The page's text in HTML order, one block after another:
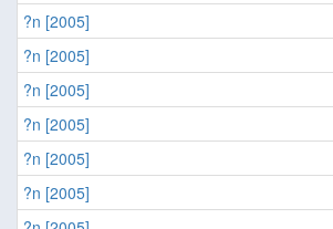
?n [2005]
?n [2005]
?n [2005]
?n [2005]
?n [2005]
?n [2005]